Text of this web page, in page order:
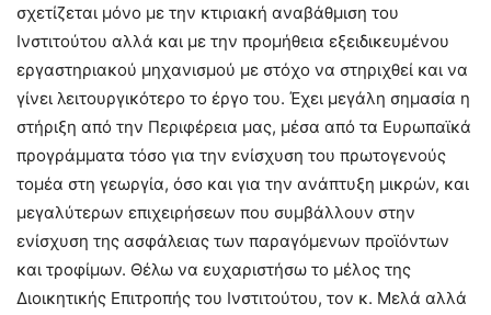
σχετίζεται μόνο με την κτιριακή αναβάθμιση του
Ινστιτούτου αλλά και με την προμήθεια εξειδικευμένου
εργαστηριακού μηχανισμού με στόχο να στηριχθεί και να
γίνει λειτουργικότερο το έργο του. Έχει μεγάλη σημασία η
στήριξη από την Περιφέρεια μας, μέσα από τα Ευρωπαϊκά
προγράμματα τόσο για την ενίσχυση του πρωτογενούς
τομέα στη γεωργία, όσο και για την ανάπτυξη μικρών, και
μεγαλύτερων επιχειρήσεων που συμβάλλουν στην
ενίσχυση της ασφάλειας των παραγόμενων προϊόντων
και τροφίμων. Θέλω να ευχαριστήσω το μέλος της
Διοικητικής Επιτροπής του Ινστιτούτου, τον κ. Μελά αλλά